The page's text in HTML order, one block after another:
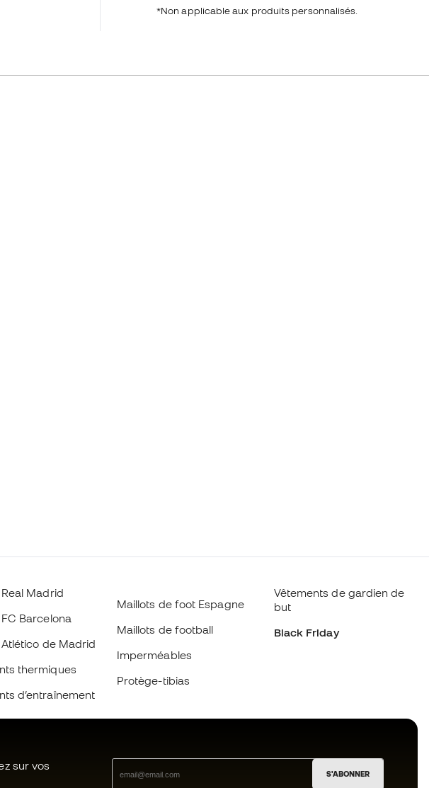
*Non applicable aux produits personnalisés.
Madrid
Barcelona
de Madrid
thermiques
d’entraînement
Maillots de foot Espagne
Maillots de football
Imperméables
Protège-tibias
Vêtements de gardien de
but
Black Friday
sur vos
S'ABONNER